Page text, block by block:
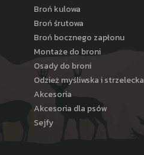
Broń kulowa
Broń śrutowa
Broń bocznego zapłonu
Montaże do broni
Osady do broni
Odzież myśliwska i strzelecka
Akcesoria
Akcesoria dla psów
Sejfy